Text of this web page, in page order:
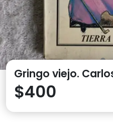
Gringo viejo.
$400